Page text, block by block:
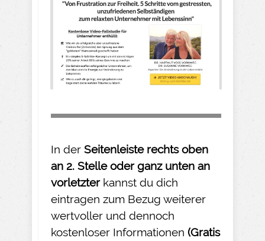
In der Seitenleiste rechts oben
an 2. Stelle oder ganz unten an
vorletzter kannst du dich
eintragen zum Bezug weiterer
wertvoller und dennoch
kostenloser Informationen (Gratis